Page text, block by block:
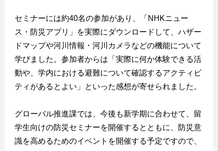
セミナーには約40名の参加があり、「NHKニュー
ス・防災アプリ」を実際にダウンロードして、ハザー
ドマップや河川情報・河川カメラなどの機能について
学びました。参加者からは「実際に何か体験できる活
動や、学内における避難について確認するアクティビ
ティがあるとよい」といった感想が寄せられました。
グローバル推進課では、今後も新学期に合わせて、留
学生向けの防災セミナーを開催するとともに、防災意
識を高めるためのイベントを開催する予定ですので、